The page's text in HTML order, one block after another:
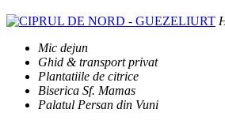
Mic dejun
Ghid & transport privat
Plantatiile de citrice
Biserica Sf. Mamas
Palatul Persan din Vuni